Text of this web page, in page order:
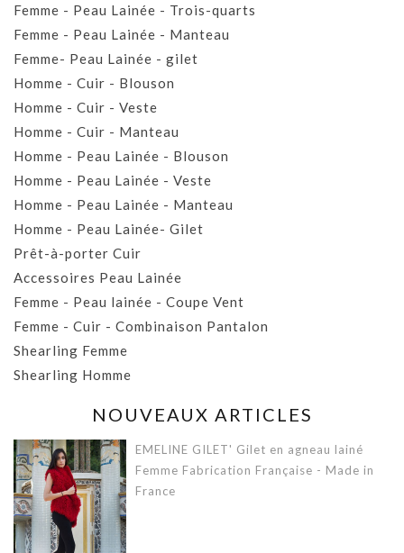
Femme - Peau Lainée - Trois-quarts
Femme - Peau Lainée - Manteau
Femme- Peau Lainée - gilet
Homme - Cuir - Blouson
Homme - Cuir - Veste
Homme - Cuir - Manteau
Homme - Peau Lainée - Blouson
Homme - Peau Lainée - Veste
Homme - Peau Lainée - Manteau
Homme - Peau Lainée- Gilet
Prêt-à-porter Cuir
Accessoires Peau Lainée
Femme - Peau lainée - Coupe Vent
Femme - Cuir - Combinaison Pantalon
Shearling Femme
Shearling Homme
NOUVEAUX ARTICLES
EMELINE GILET' Gilet en agneau lainé
Femme Fabrication Française - Made in
France